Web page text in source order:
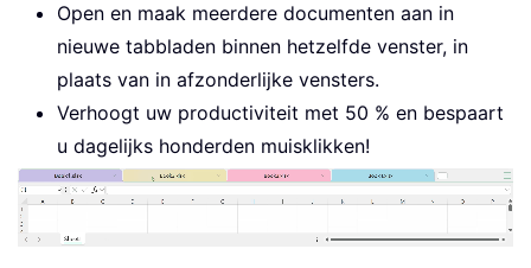
Open en maak meerdere documenten aan in
nieuwe tabbladen binnen hetzelfde venster, in
plaats van in afzonderlijke vensters.
Verhoogt uw productiviteit met 50 % en bespaart
u dagelijks honderden muisklikken!